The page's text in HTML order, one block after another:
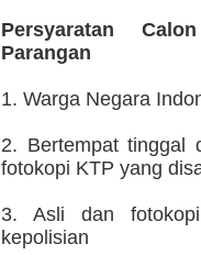
Persyaratan
Parangan
1. Warga Negara
2. Bertempat tinggal
fotokopi KTP yang
3. Asli dan
kepolisian